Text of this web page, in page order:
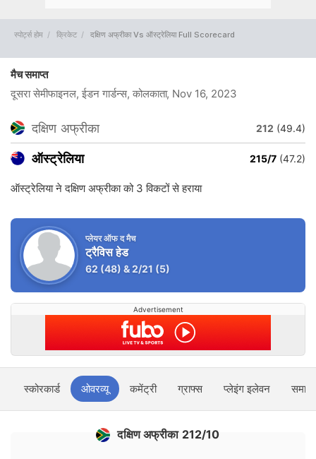
स्पोर्ट्स होम क्रिकेट दक्षिण अफ्रीका Vs ऑस्ट्रेलिया Full Scorecard
मैच समाप्त
दूसरा सेमीफाइनल, ईडन गार्डन्स, कोलकाता, Nov 16, 2023
दक्षिण अफ्रीका 212 (49.4)
ऑस्ट्रेलिया 215/7 (47.2)
ऑस्ट्रेलिया ने दक्षिण अफ्रीका को 3 विकटों से हराया
प्लेयर ऑफ द मैच
ट्रैविस हेड
62 (48) &2/21 (5)
Advertisement
स्कोरकार्ड ओवरव्यू कमेंट्री ग्राफ्स प्लेइंग इलेवन
दक्षिण अफ्रीका 212/10